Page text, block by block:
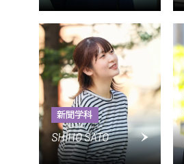
新聞学科
SHIHO SATO